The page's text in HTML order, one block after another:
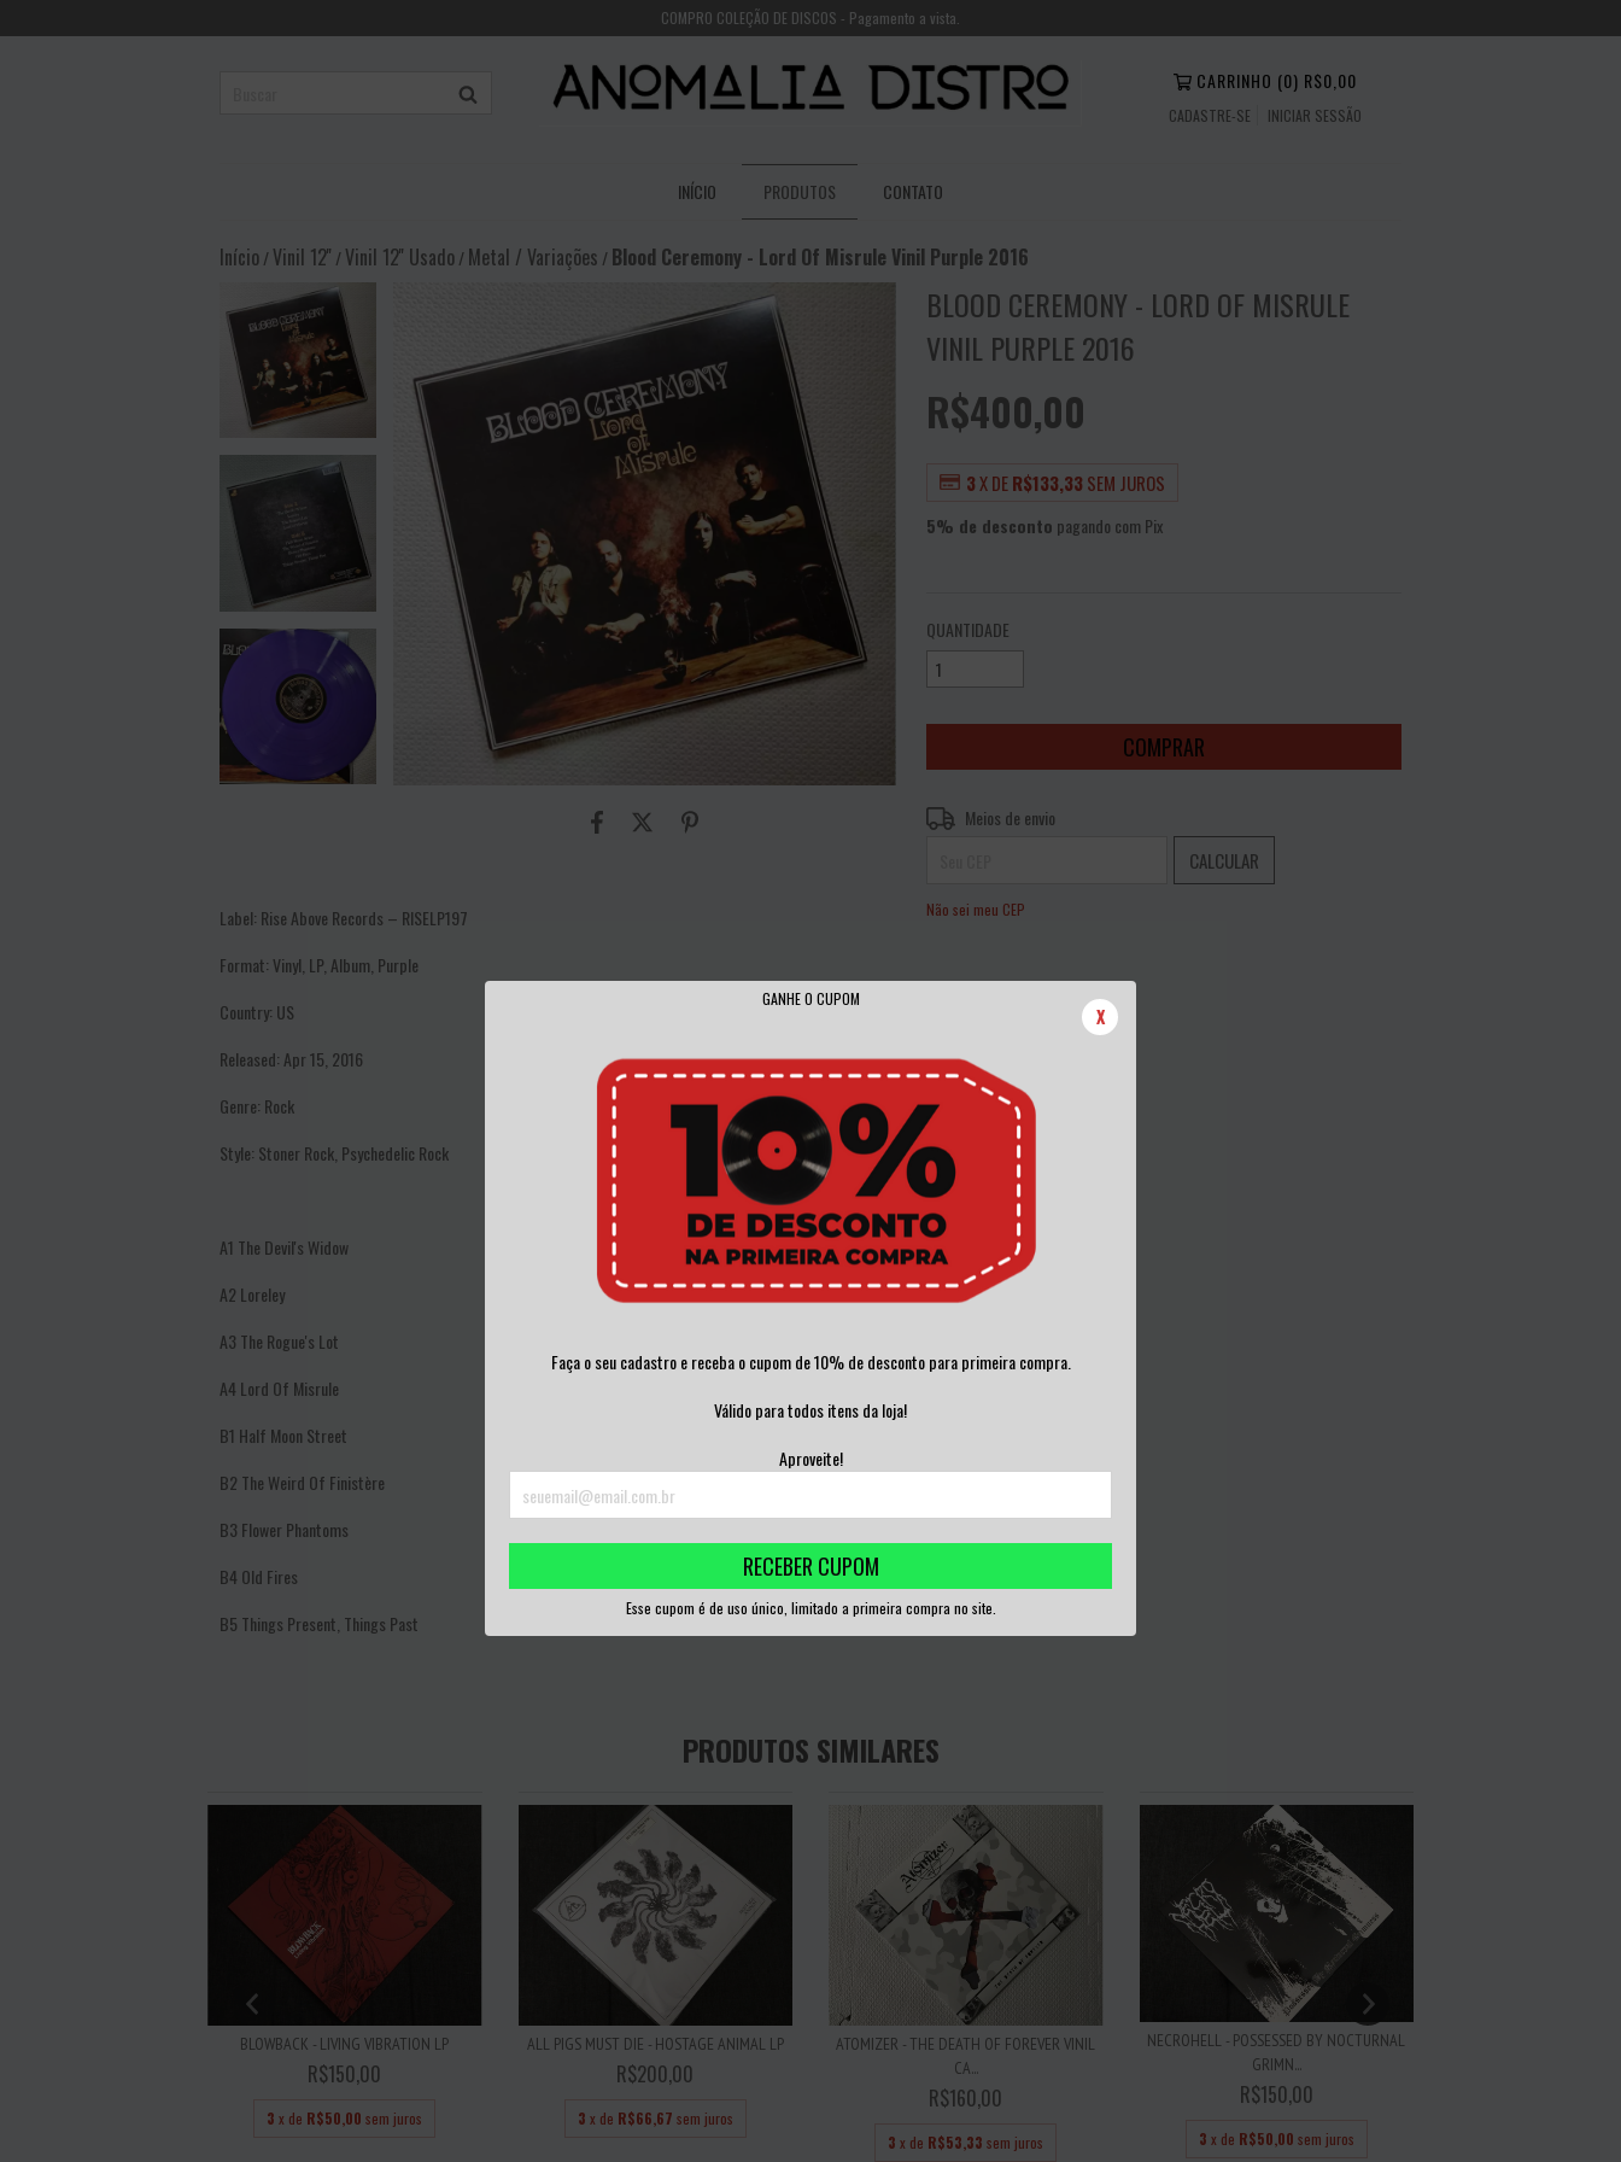
GANHE O CUPOM
X
Faça o seu cadastro e receba o cupom de 10% de desconto para primeira compra.
Válido para todos itens da loja!
Aproveite!
RECEBER CUPOM
Esse cupom é de uso único, limitado a primeira compra no site.
COMPRO COLEÇÃO DE DISCOS - Pagamento a vista.
CARRINHO (0) R$0,00
CADASTRE-SE INICIAR SESSÃO
INÍCIO PRODUTOS CONTATO
Início/Vinil 12'' /Vinil 12'' Usado/Metal / Variações /Blood Ceremony - Lord Of Misrule Vinil Purple 2016
Label: Rise Above Records – RISELP197
Format: Vinyl, LP, Album, Purple
Country: US
Released: Apr 15, 2016
Genre: Rock
Style: Stoner Rock, Psychedelic Rock
A1 The Devil's Widow
A2 Loreley
A3 The Rogue's Lot
A4 Lord Of Misrule
B1 Half Moon Street
B2 The Weird Of Finistère
B3 Flower Phantoms
B4 Old Fires
B5 Things Present, Things Past
BLOOD CEREMONY - LORD OF MISRULE
VINIL PURPLE 2016
R$400,00
3X DER$133,33SEM JUROS
5% de desconto pagando com Pix
QUANTIDADE
Entregas para o CEP:
Meios de envio
CALCULAR
Não sei meu CEP
PRODUTOS SIMILARES
BLOWBACK - LIVING VIBRATION LP
R$150,00
3 x de R$50,00 sem juros
ALL PIGS MUST DIE - HOSTAGE ANIMAL LP
R$200,00
3 x de R$66,67 sem juros
ATOMIZER - THE DEATH OF FOREVER VINIL
CA...
R$160,00
3 x de R$53,33 sem juros
NECROHELL - POSSESSED BY NOCTURNAL
GRIMN...
R$150,00
3 x de R$50,00 sem juros